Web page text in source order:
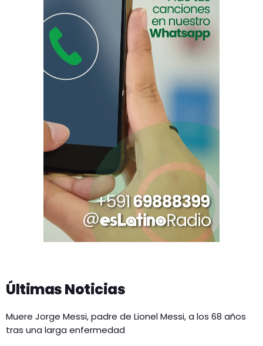
Últimas Noticias
Muere Jorge Messi, padre de Lionel Messi, a los 68 años
tras una larga enfermedad